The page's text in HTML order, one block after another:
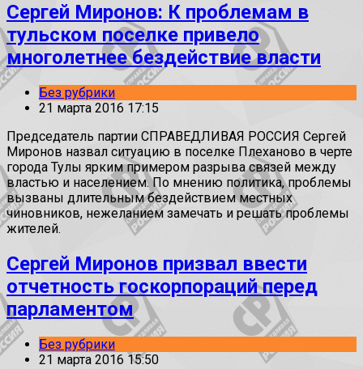
Сергей Миронов: К проблемам в
тульском поселке привело
многолетнее бездействие власти
Без рубрики
21 марта 2016 17:15
Председатель партии СПРАВЕДЛИВАЯ РОССИЯ Сергей
Миронов назвал ситуацию в поселке Плеханово в черте
города Тулы ярким примером разрыва связей между
властью и населением. По мнению политика, проблемы
вызваны длительным бездействием местных
чиновников, нежеланием замечать и решать проблемы
жителей.
Сергей Миронов призвал ввести
отчетность госкорпораций перед
парламентом
Без рубрики
21 марта 2016 15:50